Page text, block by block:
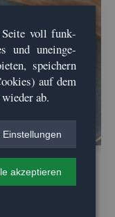
um 11:49 Uhr ak­
Seite voll funk­
und un­ein­ge­
spei­chern
auf dem
ab.
ak­zep­tie­ren